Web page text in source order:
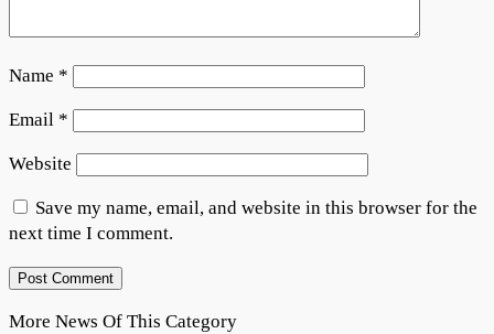
Name *
Email *
Website
Save my name, email, and website in this browser for the
next time I comment.
More News Of This Category